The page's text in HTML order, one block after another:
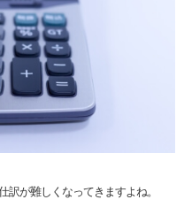
が難しくなってきますよね。